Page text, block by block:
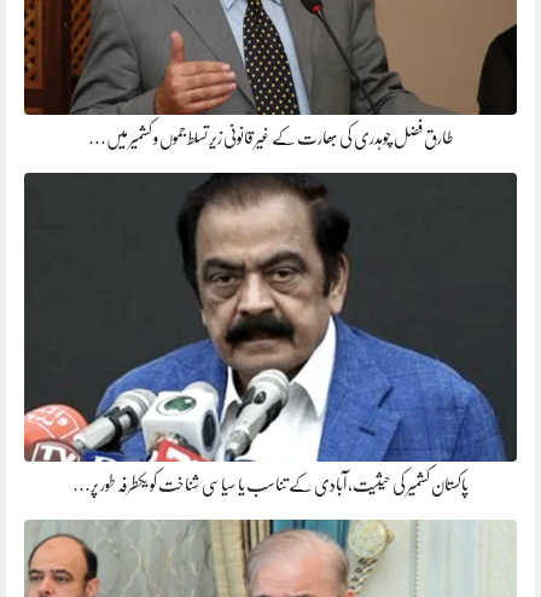
طارق فضل چوہدری کی بھارت کے غیر قانونی زیر تسلط جموں و کشمیر میں…
پاکستان کشمیر کی حیثیت، آبادی کے تناسب یا سیاسی شناخت کو یکطرفہ طور پر…